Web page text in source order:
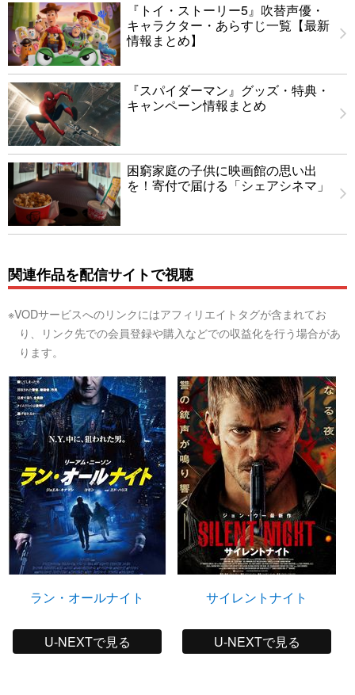
『トイ・ストーリー5』吹替声優・
キャラクター・あらすじ一覧【最新
情報まとめ】
『スパイダーマン』グッズ・特典・
キャンペーン情報まとめ
困窮家庭の子供に映画館の思い出
を！寄付で届ける「シェアシネマ」
関連作品を配信サイトで視聴
※VODサービスへのリンクにはアフィリエイトタグが含まれてお
り、リンク先での会員登録や購入などでの収益化を行う場合があ
ります。
ラン・オールナイト
U-NEXTで見る
サイレントナイト
U-NEXTで見る